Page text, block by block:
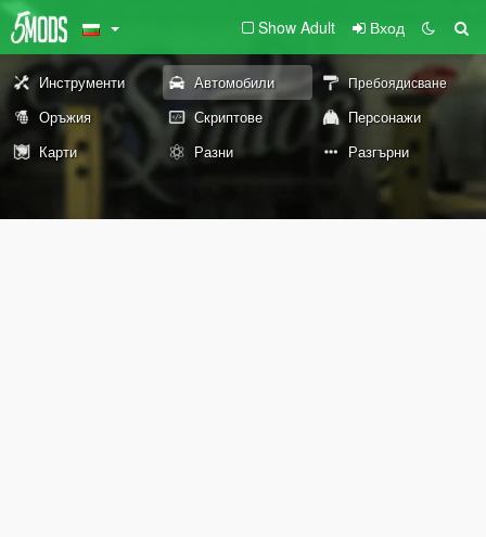
Show Adult Вход
Инструменти Автомобили Пребоядисване
Оръжия Скриптове
Персонажи
Карти
Разни Разгърни